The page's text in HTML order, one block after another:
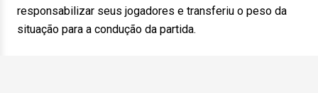
responsabilizar seus jogadores e transferiu o peso da
situação para a condução da partida.